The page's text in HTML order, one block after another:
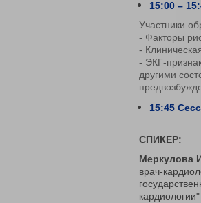
15:00 –
Участники
- Факторы
-
- ЭКГ-
другими
15:45
СПИКЕР:
Меркулова
врач-